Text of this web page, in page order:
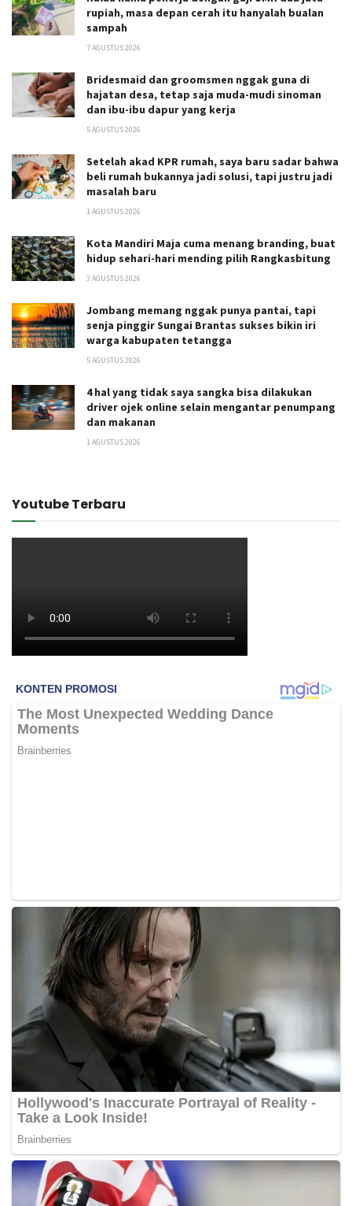
rupiah, masa depan cerah itu hanyalah bualan
sampah
7 AGUSTUS 2026
Bridesmaid dan groomsmen nggak guna di
hajatan desa, tetap saja muda-mudi sinoman
dan ibu-ibu dapur yang kerja
5 AGUSTUS 2026
Setelah akad KPR rumah, saya baru sadar bahwa
beli rumah bukannya jadi solusi, tapi justru jadi
masalah baru
1 AGUSTUS 2026
Kota Mandiri Maja cuma menang branding, buat
hidup sehari-hari mending pilih Rangkasbitung
3 AGUSTUS 2026
Jombang memang nggak punya pantai, tapi
senja pinggir Sungai Brantas sukses bikin iri
warga kabupaten tetangga
5 AGUSTUS 2026
4 hal yang tidak saya sangka bisa dilakukan
driver ojek online selain mengantar penumpang
dan makanan
1 AGUSTUS 2026
Youtube Terbaru